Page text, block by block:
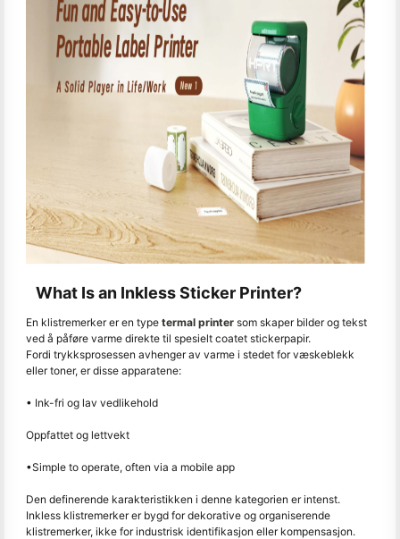
What Is an Inkless Sticker Printer?
En klistremerker er en type termal printer som skaper bilder og tekst
ved å påføre varme direkte til spesielt coatet stickerpapir.
Fordi trykksprosessen avhenger av varme i stedet for væskeblekk
eller toner, er disse apparatene:
• Ink-fri og lav vedlikehold
Oppfattet og lettvekt
•Simple to operate, often via a mobile app
Den definerende karakteristikken i denne kategorien er intenst.
Inkless klistremerker er bygd for dekorative og organiserende
klistremerker, ikke for industrisk identifikasjon eller kompensasjon.